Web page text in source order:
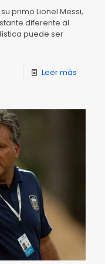
primo Lionel Messi,
diferente al
puede ser
Leer más